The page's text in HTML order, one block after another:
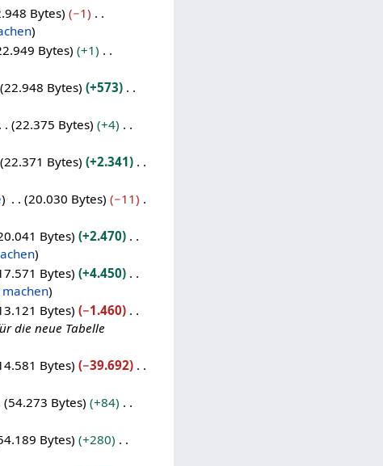
Bytes
−1
Bytes
+1
22.948 Bytes
+573
22.375 Bytes
+4
22.371 Bytes
+2.341
20.030 Bytes
−11
Bytes
+2.470
Bytes
+4.450
Bytes
−1.460
die neue Tabelle
Bytes
−39.692
54.273 Bytes
+84
Bytes
+280